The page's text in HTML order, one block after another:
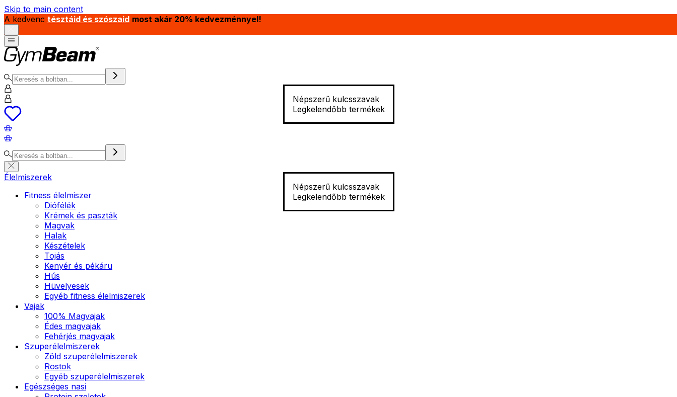
Skip to main content
A kedvenc tésztáid és szószaid most akár 20% kedvezménnyel!
Népszerű kulcsszavak
Legkelendőbb termékek
Népszerű kulcsszavak
Legkelendőbb termékek
Élelmiszerek
Fitness élelmiszer
Diófélék
Krémek és paszták
Magvak
Halak
Készételek
Tojás
Kenyér és pékáru
Hús
Hüvelyesek
Egyéb fitness élelmiszerek
Vajak
100% Magvajak
Édes magvajak
Fehérjés magvajak
Szuperélelmiszerek
Zöld szuperélelmiszerek
Rostok
Egyéb szuperélelmiszerek
Egészséges nasi